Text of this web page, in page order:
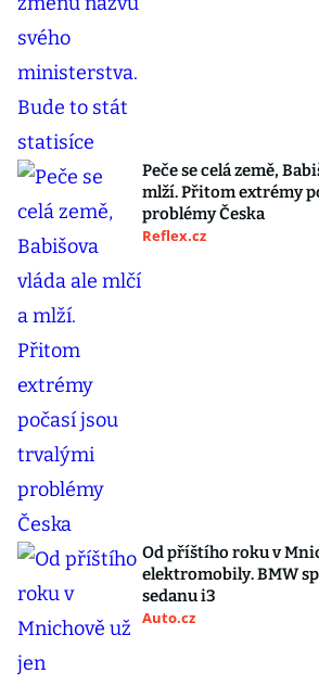
Peče se celá země,
mlží. Přitom extrémy
problémy Česka
Reflex.cz
Od příštího roku v
elektromobily. BMW
sedanu i3
Auto.cz